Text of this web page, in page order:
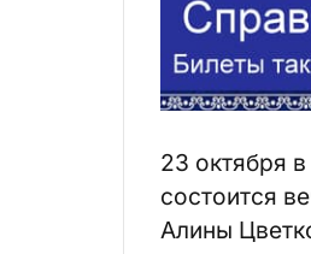
23 октября
состоится
Алины